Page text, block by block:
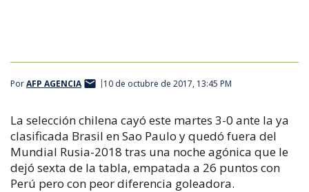
PorAFP AGENCIA 10 de octubre de 2017, 13:45 PM
La selección chilena cayó este martes 3-0 ante la ya
clasificada Brasil en Sao Paulo y quedó fuera del
Mundial Rusia-2018 tras una noche agónica que le
dejó sexta de la tabla, empatada a 26 puntos con
Perú pero con peor diferencia goleadora.